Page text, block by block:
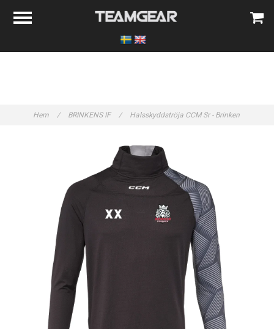
Hem / BRINKENS IF / Halsskyddströja CCM Sr - Brinken